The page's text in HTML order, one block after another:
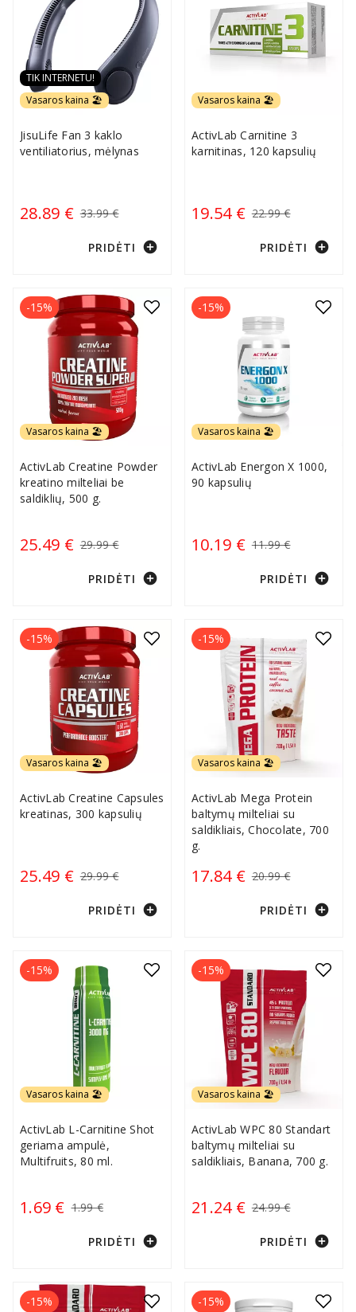
TIK INTERNETU!
Vasaros kaina 🏖️
JisuLife Fan 3 kaklo
ventiliatorius, mėlynas
28.89 € 33.99 €
PRIDĖTI add_circle
Vasaros kaina 🏖️
ActivLab Carnitine 3
karnitinas, 120 kapsulių
19.54 € 22.99 €
PRIDĖTI add_circle
Vasaros kaina 🏖️
ActivLab Creatine Powder
kreatino milteliai be
saldiklių, 500 g.
25.49 € 29.99 €
-15%
PRIDĖTI add_circle
Vasaros kaina 🏖️
ActivLab Energon X 1000,
90 kapsulių
10.19 € 11.99 €
-15%
PRIDĖTI add_circle
Vasaros kaina 🏖️
ActivLab Creatine Capsules
kreatinas, 300 kapsulių
25.49 € 29.99 €
-15%
PRIDĖTI add_circle
Vasaros kaina 🏖️
ActivLab Mega Protein
baltymų milteliai su
saldikliais, Chocolate, 700
g.
17.84 € 20.99 €
-15%
PRIDĖTI add_circle
Vasaros kaina 🏖️
ActivLab L-Carnitine Shot
geriama ampulė,
Multifruits, 80 ml.
1.69 € 1.99 €
-15%
PRIDĖTI add_circle
Vasaros kaina 🏖️
ActivLab WPC 80 Standart
baltymų milteliai su
saldikliais, Banana, 700 g.
21.24 € 24.99 €
-15%
PRIDĖTI add_circle
-15% -15%